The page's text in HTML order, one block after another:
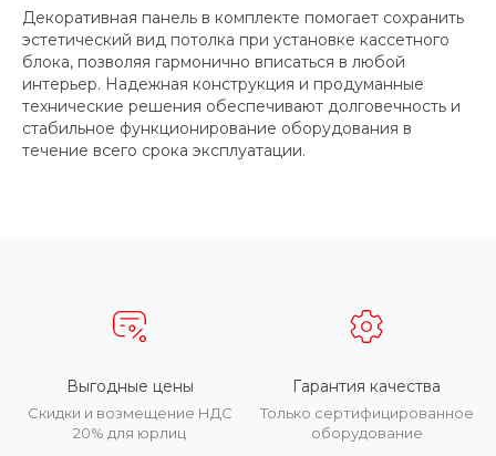
Декоративная панель в комплекте помогает сохранить
эстетический вид потолка при установке кассетного
блока, позволяя гармонично вписаться в любой
интерьер. Надежная конструкция и продуманные
технические решения обеспечивают долговечность и
стабильное функционирование оборудования в
течение всего срока эксплуатации.
Выгодные цены
Скидки и возмещение НДС
20% для юрлиц
Гарантия качества
Только сертифицированное
оборудование